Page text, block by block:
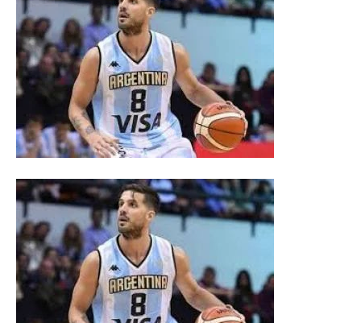
::
La
Verdad
es